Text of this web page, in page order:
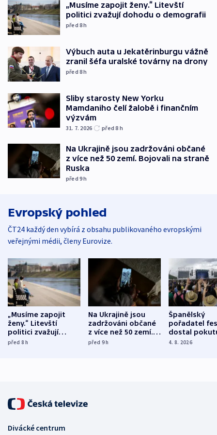
„Musíme zapojit ženy.“ Litevští
politici zvažují dohodu o demografii
před 8h
Výbuch auta u Jekatěrinburgu vážně
zranil šéfa uralské továrny na drony
před 8h
Sliby starosty New Yorku
Mamdaniho čelí žalobě i finančním
výzvám
31. 7. 2026 před 8 h
Na Ukrajině jsou zadržováni občané
z více než 50 zemí. Bojovali na straně
Ruska
před 9h
Evropský pohled
ČT24 každý den vybírá z obsahu publikovaného evropskými
veřejnými médii, členy Eurovize.
„Musíme zapojit
ženy.“ Litevští
politici zvažují
dohodu o
před 8h
Na Ukrajině jsou
zadržováni občané
z více než 50 zemí.
Bojovali na straně
před 9h
Španělský
pořadatel
dostal
nekalé
4. 8. 2026
Divácké centrum